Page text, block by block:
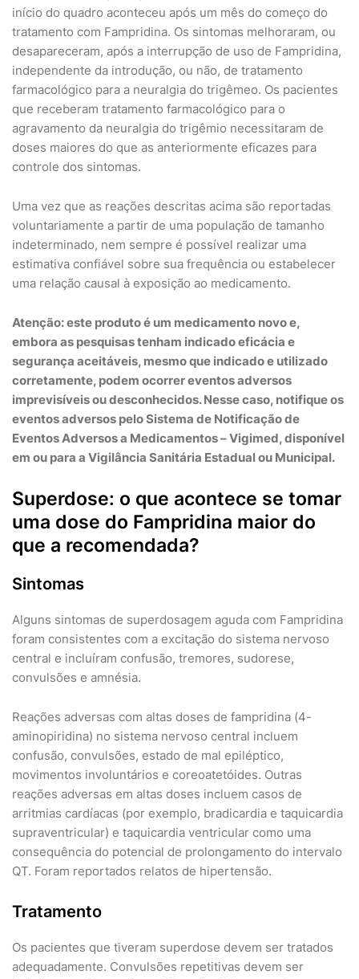
início do quadro aconteceu após um mês do começo do
tratamento com Fampridina. Os sintomas melhoraram, ou
desapareceram, após a interrupção de uso de Fampridina,
independente da introdução, ou não, de tratamento
farmacológico para a neuralgia do trigêmeo. Os pacientes
que receberam tratamento farmacológico para o
agravamento da neuralgia do trigêmio necessitaram de
doses maiores do que as anteriormente eficazes para
controle dos sintomas.
Uma vez que as reações descritas acima são reportadas
voluntariamente a partir de uma população de tamanho
indeterminado, nem sempre é possível realizar uma
estimativa confiável sobre sua frequência ou estabelecer
uma relação causal à exposição ao medicamento.
Atenção: este produto é um medicamento novo e,
embora as pesquisas tenham indicado eficácia e
segurança aceitáveis, mesmo que indicado e utilizado
corretamente, podem ocorrer eventos adversos
imprevisíveis ou desconhecidos. Nesse caso, notifique os
eventos adversos pelo Sistema de Notificação de
Eventos Adversos a Medicamentos – Vigimed, disponível
em ou para a Vigilância Sanitária Estadual ou Municipal.
Superdose: o que acontece se tomar
uma dose do Fampridina maior do
que a recomendada?
Sintomas
Alguns sintomas de superdosagem aguda com Fampridina
foram consistentes com a excitação do sistema nervoso
central e incluíram confusão, tremores, sudorese,
convulsões e amnésia.
Reações adversas com altas doses de fampridina (4-
aminopiridina) no sistema nervoso central incluem
confusão, convulsões, estado de mal epiléptico,
movimentos involuntários e coreoatetóides. Outras
reações adversas em altas doses incluem casos de
arritmias cardíacas (por exemplo, bradicardia e taquicardia
supraventricular) e taquicardia ventricular como uma
consequência do potencial de prolongamento do intervalo
QT. Foram reportados relatos de hipertensão.
Tratamento
Os pacientes que tiveram superdose devem ser tratados
adequadamente. Convulsões repetitivas devem ser